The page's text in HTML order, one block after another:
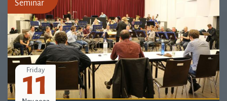
Seminar
Friday
11